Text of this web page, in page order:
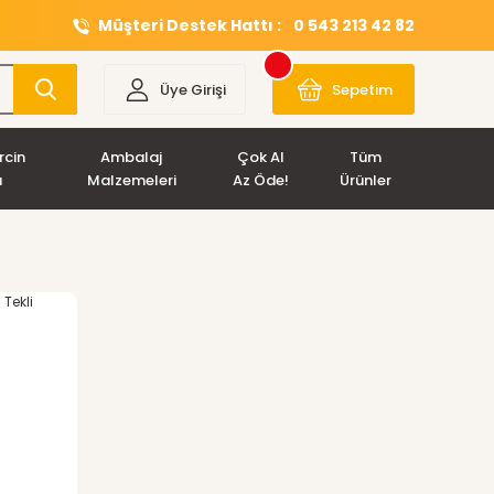
Müşteri Destek Hattı : 0 543 213 42 82
Üye Girişi Sepetim
Ambalaj
Malzemeleri
Çok Al
Az Öde!
Tüm
Ürünler